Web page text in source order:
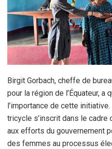
Birgit Gorbach, cheffe de
pour la région de l’Équateur, a
l’importance de cette
tricycle s’inscrit dans le cadre
aux efforts du gouvernement
des femmes au processus